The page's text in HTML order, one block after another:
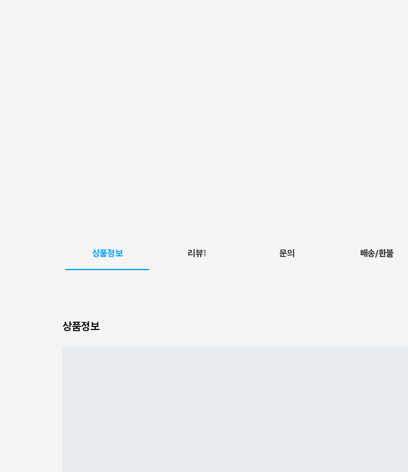
상품정보 리뷰1 문의 배송/환불
상품정보